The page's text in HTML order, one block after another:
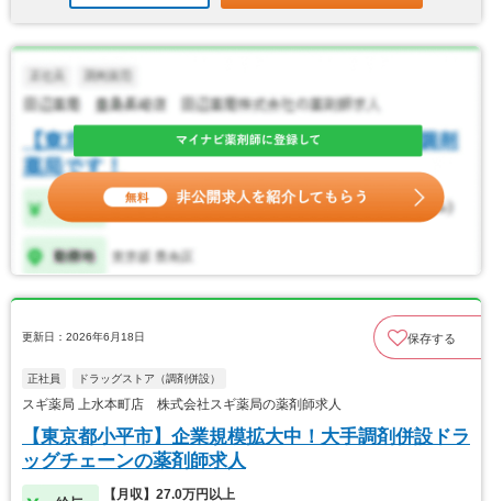
更新日：2026年6月18日 保存する
正社員 ドラッグストア（調剤併設）
スギ薬局 上水本町店 株式会社スギ薬局の薬剤師求人
【東京都小平市】企業規模拡大中！大手調剤併設ドラ
ッグチェーンの薬剤師求人
【月収】27.0万円以上